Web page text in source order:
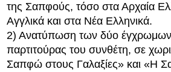
της Σαπφούς, τόσο στα Αρχαία
Αγγλικά και στα Νέα Ελληνικά.
2) Ανατύπωση των δύο έγχρωμων
παρτιτούρας του συνθέτη, σε
Σαπφώ στους Γαλαξίες» και «Η